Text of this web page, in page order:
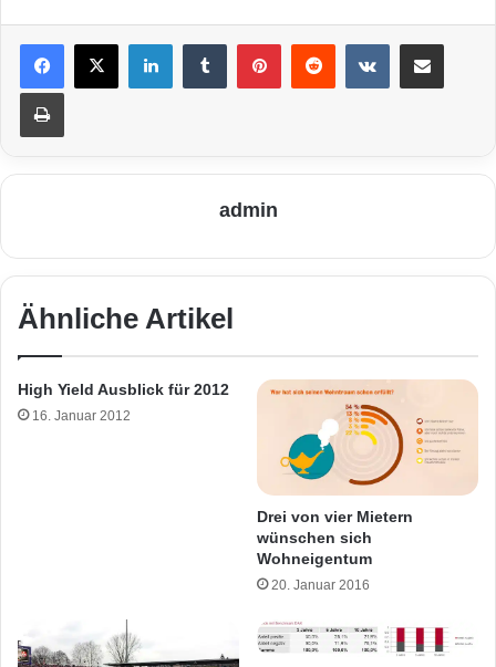
LinkedIn VKontakte
Drucken
admin
Ähnliche Artikel
High Yield Ausblick für 2012
16. Januar 2012
Drei von vier Mietern
wünschen sich
Wohneigentum
20. Januar 2016